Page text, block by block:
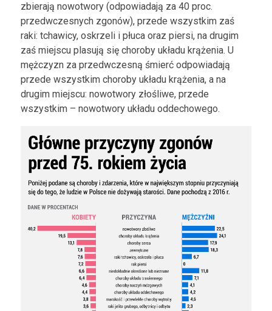
zbierają nowotwory (odpowiadają za 40 proc.
przedwczesnych zgonów), przede wszystkim zaś
raki: tchawicy, oskrzeli i płuca oraz piersi, na drugim
zaś miejscu plasują się choroby układu krążenia. U
mężczyzn za przedwczesną śmierć odpowiadają
przede wszystkim choroby układu krążenia, a na
drugim miejscu: nowotwory złośliwe, przede
wszystkim – nowotwory układu oddechowego.